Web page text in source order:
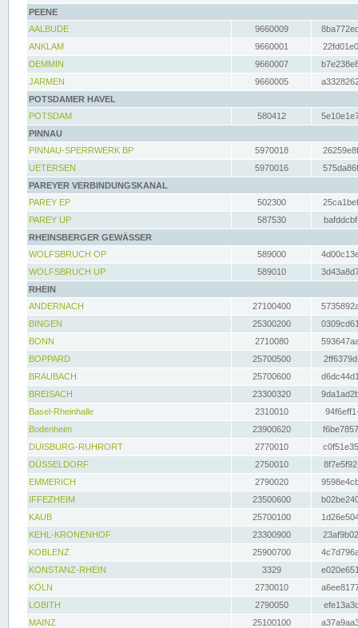
PEENE
AALBUDE
9660009
ANKLAM
9660001
DEMMIN
9660007
JARMEN
9660005
POTSDAMER HAVEL
POTSDAM
580412
PINNAU
PINNAU-SPERRWERK BP
5970018
UETERSEN
5970016
PAREYER VERBINDUNGSKANAL
PAREY EP
502300
PAREY UP
587530
RHEINSBERGER GEWÄSSER
WOLFSBRUCH OP
589000
WOLFSBRUCH UP
589010
RHEIN
ANDERNACH
27100400
BINGEN
25300200
BONN
2710080
BOPPARD
25700500
BRAUBACH
25700600
BREISACH
23300320
Basel-Rheinhalle
2310010
Bodenheim
23900620
DUISBURG-RUHRORT
2770010
DÜSSELDORF
2750010
EMMERICH
2790020
IFFEZHEIM
23500600
KAUB
25700100
KEHL-KRONENHOF
23300900
KOBLENZ
25900700
KONSTANZ-RHEIN
3329
KÖLN
2730010
LOBITH
2790050
MAINZ
25100100